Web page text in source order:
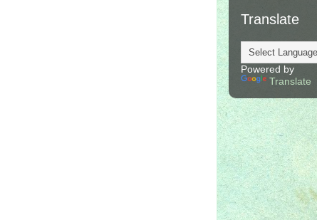
Translate
Powered by
Translate